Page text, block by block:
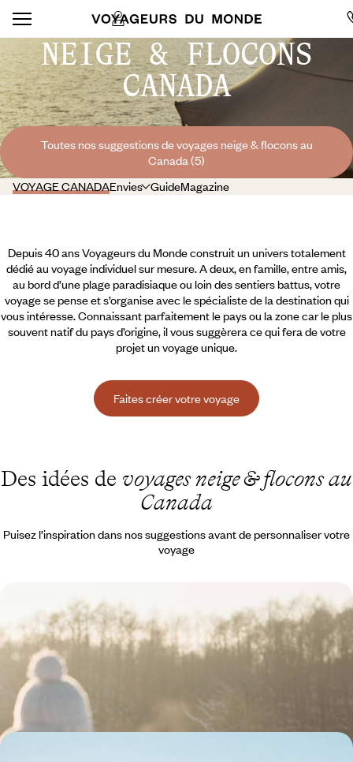
NEIGE & FLOCONS
CANADA
Toutes nos suggestions de voyages neige & flocons au
Canada (5)
VOYAGE CANADAEnvies GuideMagazine
Depuis 40 ans Voyageurs du Monde construit un univers totalement
dédié au voyage individuel sur mesure. A deux, en famille, entre amis,
au bord d’une plage paradisiaque ou loin des sentiers battus, votre
voyage se pense et s’organise avec le spécialiste de la destination qui
vous intéresse. Connaissant parfaitement le pays ou la zone car le plus
souvent natif du pays d’origine, il vous suggèrera ce qui fera de votre
projet un voyage unique.
Faites créer votre voyage
Des idées de voyages neige & flocons au
Canada
Puisez l’inspiration dans nos suggestions avant de personnaliser votre
voyage
Luge, patins et traîneaux - En famille sous la neige,
de Québec à Charlevoix
Toute la magie de l'hiver canadien : l'ambiance chaleureuse de Québec
City, la sérénité des paysages enneigés de Charlevoix
10 jours, de 2500 à 3400 €